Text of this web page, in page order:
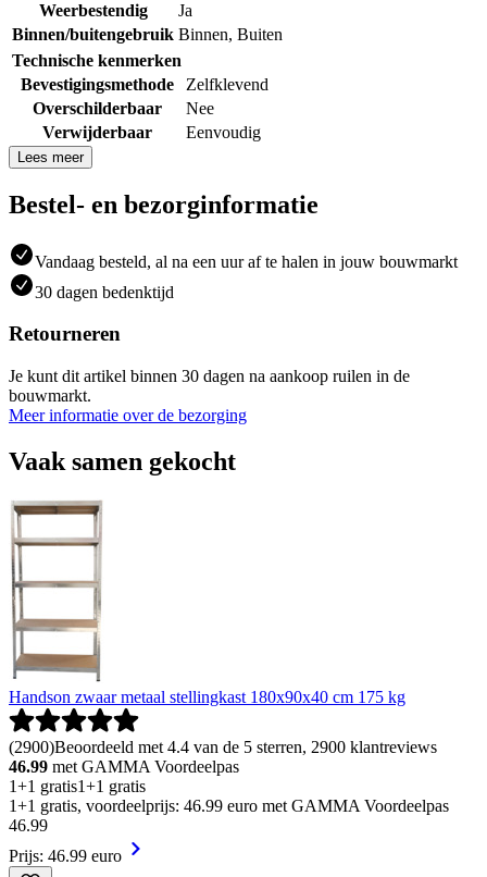
Weerbestendig
Ja
Binnen/buitengebruik Binnen, Buiten
Technische kenmerken
Bevestigingsmethode
Zelfklevend
Overschilderbaar
Nee
Verwijderbaar
Eenvoudig
Lees meer
Bestel- en bezorginformatie
Vandaag besteld, al na een uur af te halen in jouw bouwmarkt
30 dagen bedenktijd
Retourneren
Je kunt dit artikel binnen 30 dagen na aankoop ruilen in de
bouwmarkt.
Meer informatie over de bezorging
Vaak samen gekocht
Handson zwaar metaal stellingkast 180x90x40 cm 175 kg
(2900)Beoordeeld met 4.4 van de 5 sterren, 2900 klantreviews
46.99 met GAMMA Voordeelpas
1+1 gratis1+1 gratis
1+1 gratis, voordeelprijs: 46.99 euro met GAMMA Voordeelpas
46.99
Prijs: 46.99 euro